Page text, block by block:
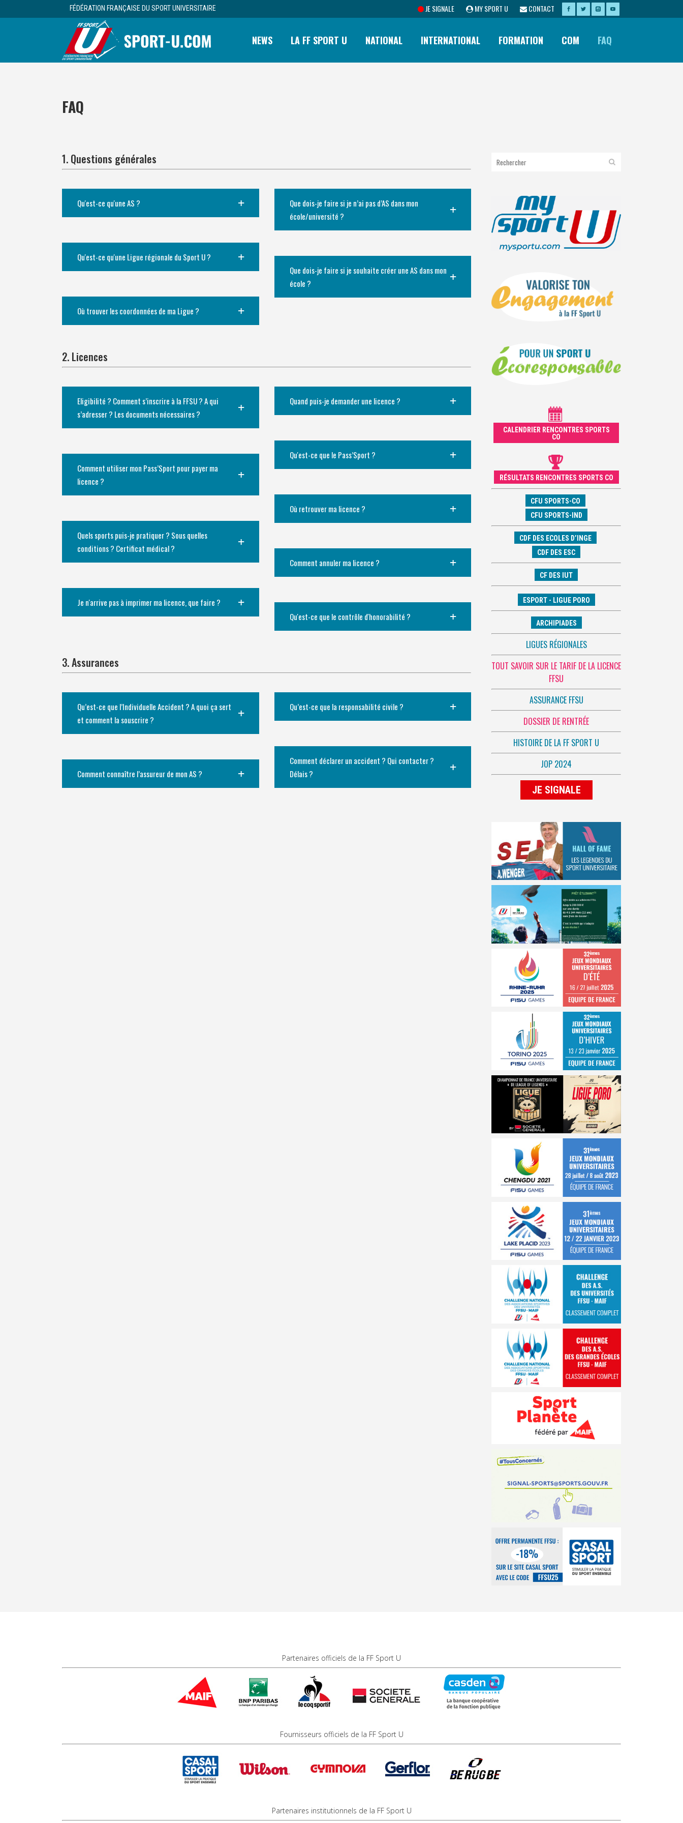
FÉDÉRATION FRANÇAISE DU SPORT UNIVERSITAIRE JE SIGNALE MY SPORT U CONTACT
NEWS LA FF SPORT U NATIONAL INTERNATIONAL FORMATION COM FAQ
FAQ
1. Questions générales
Qu'est-ce qu'une AS ?
Qu'est-ce qu'une Ligue régionale du Sport U ?
Où trouver les coordonnées de ma Ligue ?
Que dois-je faire si je n’ai pas d’AS dans mon
école/université ?
Que dois-je faire si je souhaite créer une AS dans mon
école ?
2. Licences
Eligibilité ? Comment s’inscrire à la FFSU ? A qui
s’adresser ? Les documents nécessaires ?
Comment utiliser mon Pass’Sport pour payer ma
licence ?
Quels sports puis-je pratiquer ? Sous quelles
conditions ? Certificat médical ?
Je n'arrive pas à imprimer ma licence, que faire ?
Quand puis-je demander une licence ?
Qu'est-ce que le Pass’Sport ?
Où retrouver ma licence ?
Comment annuler ma licence ?
Qu'est-ce que le contrôle d'honorabilité ?
3. Assurances
Qu’est-ce que l’Individuelle Accident ? A quoi ça sert
et comment la souscrire ?
Comment connaître l’assureur de mon AS ?
Qu’est-ce que la responsabilité civile ?
Comment déclarer un accident ? Qui contacter ?
Délais ?
CALENDRIER RENCONTRES SPORTS
CO
RÉSULTATS RENCONTRES SPORTS CO
CFU SPORTS-CO
CFU SPORTS-IND
CDF DES ECOLES D’INGE
CDF DES ESC
CF DES IUT
ESPORT - LIGUE PORO
ARCHIPIADES
LIGUES RÉGIONALES
TOUT SAVOIR SUR LE TARIF DE LA LICENCE
FFSU
ASSURANCE FFSU
DOSSIER DE RENTRÉE
HISTOIRE DE LA FF SPORT U
JOP 2024
JE SIGNALE
Partenaires officiels de la FF Sport U
Fournisseurs officiels de la FF Sport U
Partenaires institutionnels de la FF Sport U